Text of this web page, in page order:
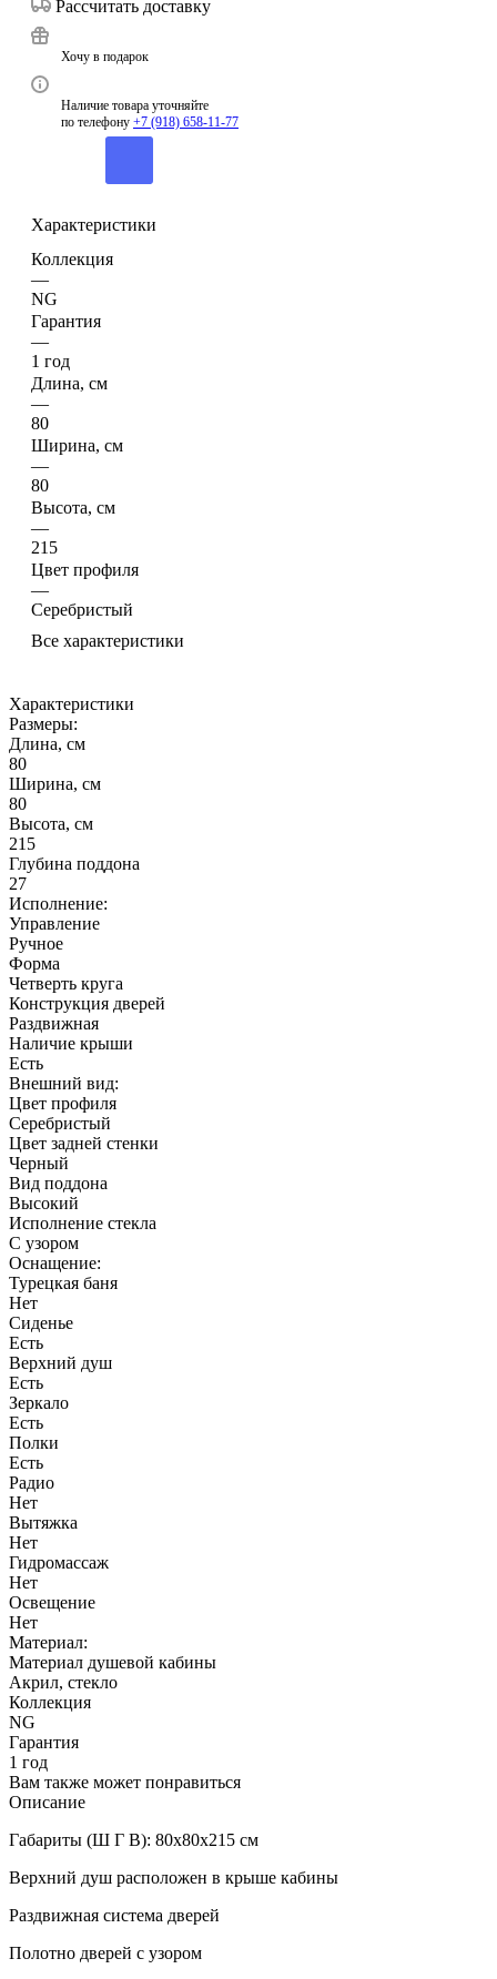
Рассчитать доставку
Хочу в подарок
Наличие товара уточняйте
по телефону +7 (918) 658-11-77
Характеристики
Коллекция
—
NG
Гарантия
—
1 год
Длина, см
—
80
Ширина, см
—
80
Высота, см
—
215
Цвет профиля
—
Серебристый
Все характеристики
Характеристики
Размеры:
Длина, см
80
Ширина, см
80
Высота, см
215
Глубина поддона
27
Исполнение:
Управление
Ручное
Форма
Четверть круга
Конструкция дверей
Раздвижная
Наличие крыши
Есть
Внешний вид:
Цвет профиля
Серебристый
Цвет задней стенки
Черный
Вид поддона
Высокий
Исполнение стекла
С узором
Оснащение:
Турецкая баня
Нет
Сиденье
Есть
Верхний душ
Есть
Зеркало
Есть
Полки
Есть
Радио
Нет
Вытяжка
Нет
Гидромассаж
Нет
Освещение
Нет
Материал:
Материал душевой кабины
Акрил, стекло
Коллекция
NG
Гарантия
1 год
Вам также может понравиться
Описание
Габариты (Ш Г В): 80x80x215 см
Верхний душ расположен в крыше кабины
Раздвижная система дверей
Полотно дверей с узором